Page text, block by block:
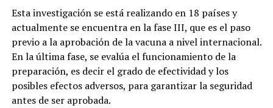
Esta investigación se está realizando en 18 países y
actualmente se encuentra en la fase III, que es el paso
previo a la aprobación de la vacuna a nivel internacional.
En la última fase, se evalúa el funcionamiento de la
preparación, es decir el grado de efectividad y los
posibles efectos adversos, para garantizar la seguridad
antes de ser aprobada.